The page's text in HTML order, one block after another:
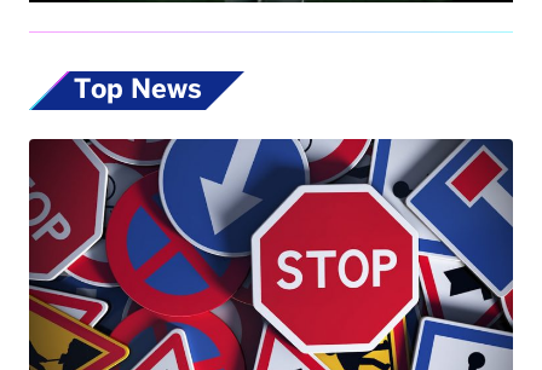
Top News